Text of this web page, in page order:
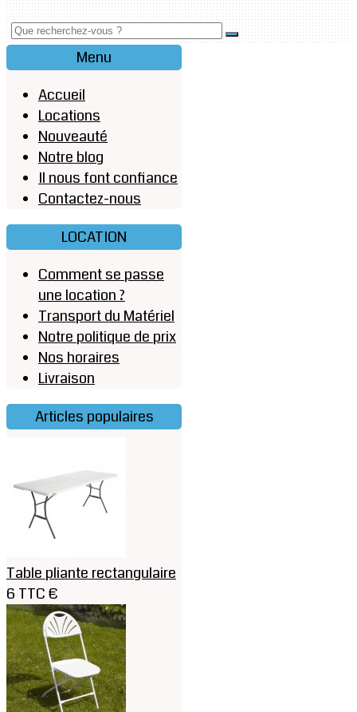
Menu
Accueil
Locations
Nouveauté
Notre blog
Il nous font confiance
Contactez-nous
LOCATION
Comment se passe
une location ?
Transport du Matériel
Notre politique de prix
Nos horaires
Livraison
Articles populaires
Table pliante rectangulaire
6 TTC €